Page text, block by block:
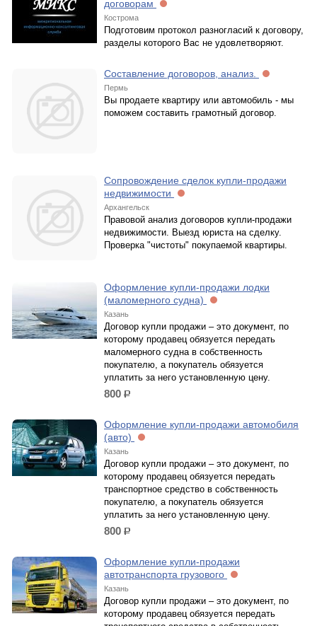
договорам
Кострома
Подготовим протокол разногласий к договору,
разделы которого Вас не удовлетворяют.
Составление договоров, анализ.
Пермь
Вы продаете квартиру или автомобиль - мы
поможем составить грамотный договор.
Сопровождение сделок купли-продажи
недвижимости
Архангельск
Правовой анализ договоров купли-продажи
недвижимости. Выезд юриста на сделку.
Проверка "чистоты" покупаемой квартиры.
Оформление купли-продажи лодки
(маломерного судна)
Казань
Договор купли продажи – это документ, по
которому продавец обязуется передать
маломерного судна в собственность
покупателю, а покупатель обязуется
уплатить за него установленную цену.
800 р.
Оформление купли-продажи автомобиля
(авто)
Казань
Договор купли продажи – это документ, по
которому продавец обязуется передать
транспортное средство в собственность
покупателю, а покупатель обязуется
уплатить за него установленную цену.
800 р.
Оформление купли-продажи
автотранспорта грузового
Казань
Договор купли продажи – это документ, по
которому продавец обязуется передать